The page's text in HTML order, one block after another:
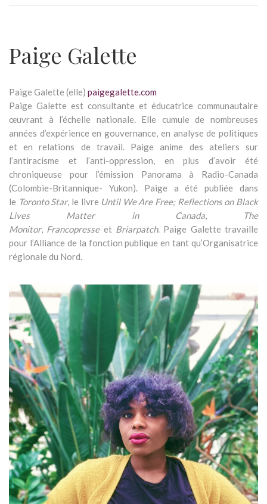
Paige Galette
Paige Galette (elle) paigegalette.com
Paige Galette est consultante et éducatrice communautaire
œuvrant à l’échelle nationale. Elle cumule de nombreuses
années d’expérience en gouvernance, en analyse de politiques
et en relations de travail. Paige anime des ateliers sur
l’antiracisme et l’anti-oppression, en plus d’avoir été
chroniqueuse pour l’émission Panorama à Radio-Canada
(Colombie-Britannique- Yukon). Paige a été publiée dans
le Toronto Star, le livre Until We Are Free; Reflections on Black
Lives Matter in Canada,
The
Monitor, Francopresseet Briarpatch. Paige Galette travaille
pour l’Alliance de la fonction publique en tant qu’Organisatrice
régionale du Nord.